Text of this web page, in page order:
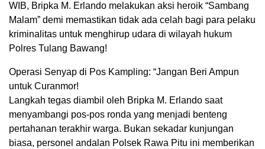
WIB, Bripka M. Erlando melakukan aksi heroik “Sambang
Malam” demi memastikan tidak ada celah bagi para pelaku
kriminalitas untuk menghirup udara di wilayah hukum
Polres Tulang Bawang!
Operasi Senyap di Pos Kampling: “Jangan Beri Ampun
untuk Curanmor!
Langkah tegas diambil oleh Bripka M. Erlando saat
menyambangi pos-pos ronda yang menjadi benteng
pertahanan terakhir warga. Bukan sekadar kunjungan
biasa, personel andalan Polsek Rawa Pitu ini memberikan